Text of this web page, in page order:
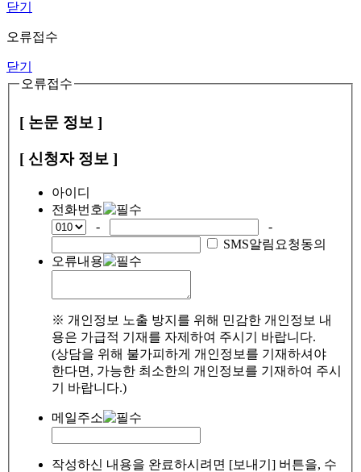
닫기
오류접수
닫기
오류접수
[ 논문 정보 ]
[ 신청자 정보 ]
아이디
전화번호
-
-
SMS알림요청동의
오류내용
※ 개인정보 노출 방지를 위해 민감한 개인정보 내
용은 가급적 기재를 자제하여 주시기 바랍니다.
(상담을 위해 불가피하게 개인정보를 기재하셔야
한다면, 가능한 최소한의 개인정보를 기재하여 주시
기 바랍니다.)
메일주소
작성하신 내용을 완료하시려면 [보내기] 버튼을, 수